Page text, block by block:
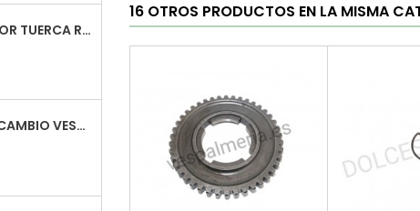
PASADOR TUERCA RUEDA VESPA
CABLE CAMBIO VESPA
16 OTROS PRODUCTOS EN LA MISMA